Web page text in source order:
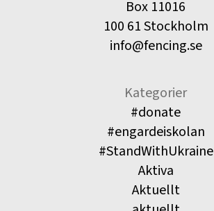
Box 11016
100 61 Stockholm
info@fencing.se
Kategorier
#donate
#engardeiskolan
#StandWithUkraine
Aktiva
Aktuellt